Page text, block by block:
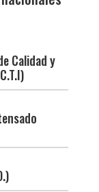
Calidad y